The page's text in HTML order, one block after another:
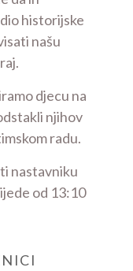
historijske
našu
djecu na
njihov
radu.
nastavniku
od 13:10